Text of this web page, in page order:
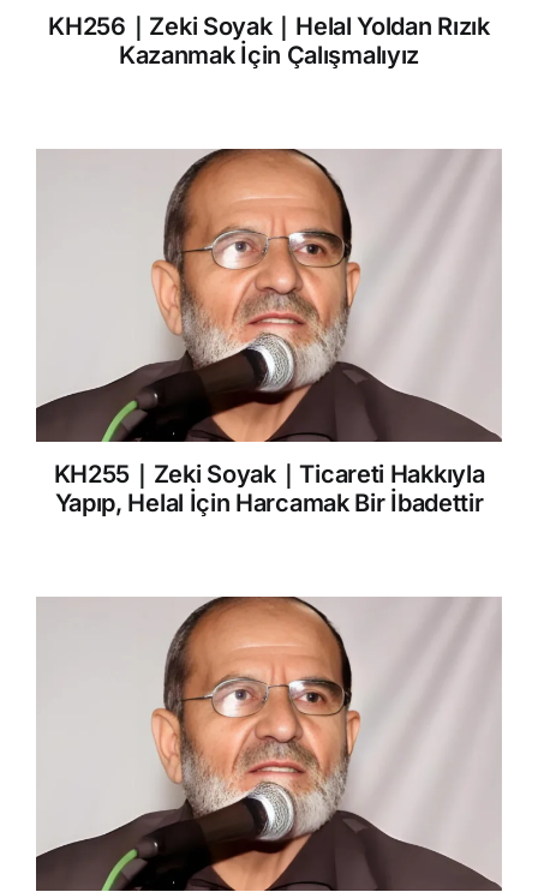
KH256｜Zeki Soyak｜Helal Yoldan Rızık
Kazanmak İçin Çalışmalıyız
KH255｜Zeki Soyak｜Ticareti Hakkıyla
Yapıp, Helal İçin Harcamak Bir İbadettir